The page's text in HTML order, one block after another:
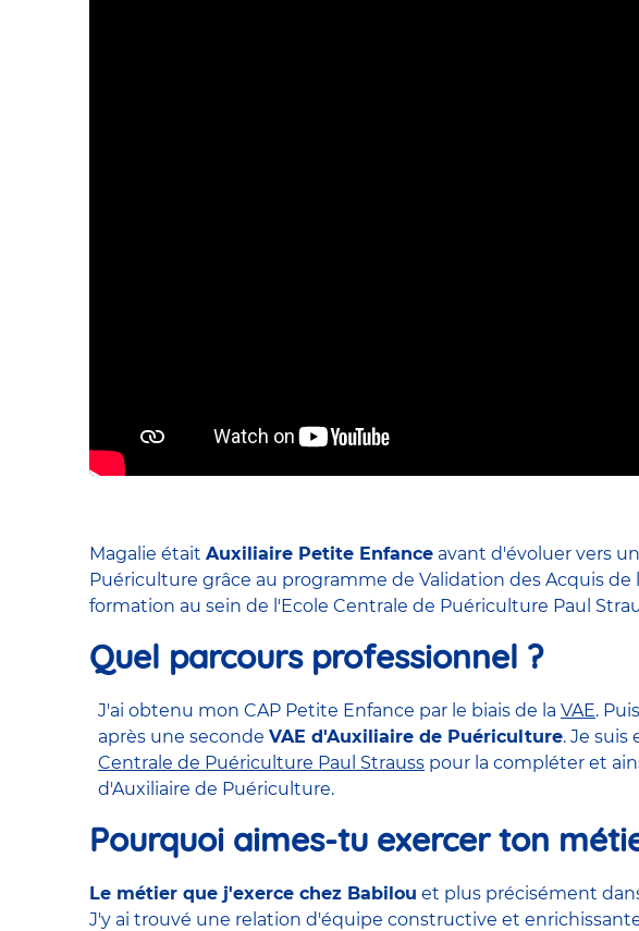
Magalie était Auxiliaire Petite Enfance avant d'évoluer vers
Puériculture grâce au programme de Validation des Acquis de
formation au sein de l'Ecole Centrale de Puériculture Paul
Quel parcours professionnel ?
J'ai obtenu mon CAP Petite Enfance par le biais de la VAE.
après une seconde VAE d'Auxiliaire de Puériculture. Je suis
Centrale de Puériculture Paul Strauss pour la compléter et
d'Auxiliaire de Puériculture.
Pourquoi aimes-tu exercer ton
Le métier que j'exerce chez Babilou et plus précisément
J'y ai trouvé une relation d'équipe constructive et